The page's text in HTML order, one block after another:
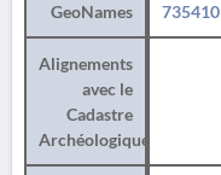
GeoNames 735410
Alignements
avec le
Cadastre
Archéologique